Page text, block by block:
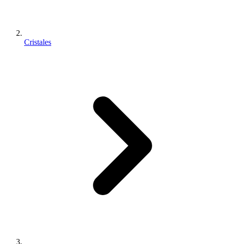
Cristales